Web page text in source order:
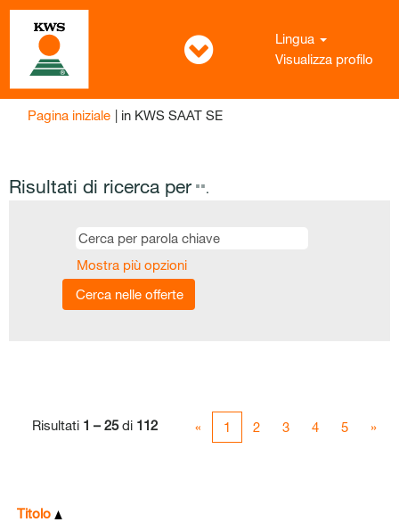
Lingua
Visualizza profilo
Pagina iniziale | in KWS SAAT SE(pagina
Risultati di ricerca per "".
Mostra più opzioni
Risultati 1 – 25di 112 « 1 2 3 4 5 »
Titolo